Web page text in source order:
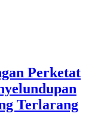
Perketat
Terlarang